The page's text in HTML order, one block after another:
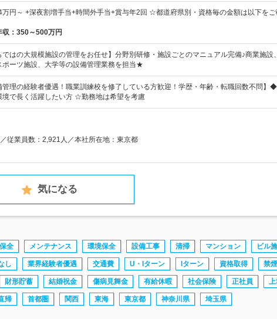
万円～ +深夜割増手当+時間外手当+賞与年2回 ☆都道府県別・資格毎の金額は以下を
： 350～500万円
ではの大規模施設の管理をお任せ】分野別研修・施設ごとのマニュアル完備♪商業施設、
ポーツ施設、大学等の設備管理業務を担当★
管理の経験者優遇！職業訓練校を修了している方歓迎！学歴・年齢・転職回数不問】◆
境で長く活躍したい方 ☆勤務地は希望を考慮
従業員数：2,921人／本社所在地：東京都
気になる
全 メンテナンス 環境保全 設備工事 清掃 マンション ビル
し 業界経験者優遇 交通費 U・Iターン Iターン 資格取得 禁煙
財形貯蓄 結婚祝金 傷病見舞金 有給休暇 社会保険 正社員
帰 首都圏 関西 東海 東京都 神奈川県 埼玉県